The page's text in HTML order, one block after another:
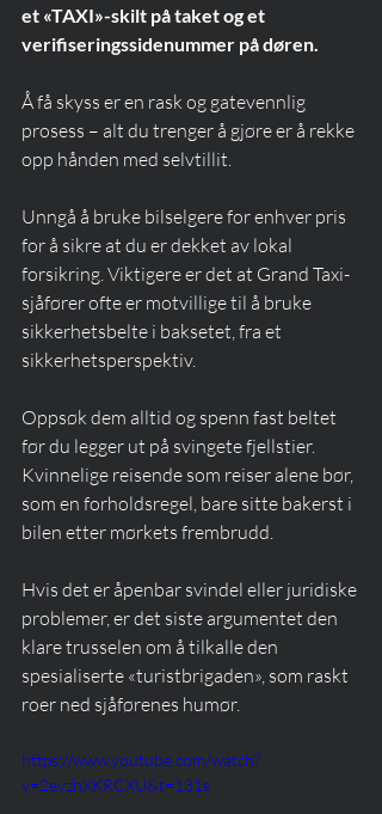
et «TAXI»-skilt på taket og et
verifiseringssidenummer på døren.
Å få skyss er en rask og gatevennlig
prosess – alt du trenger å gjøre er å rekke
opp hånden med selvtillit.
Unngå å bruke bilselgere for enhver pris
for å sikre at du er dekket av lokal
forsikring. Viktigere er det at Grand Taxi-
sjåfører ofte er motvillige til å bruke
sikkerhetsbelte i baksetet, fra et
sikkerhetsperspektiv.
Oppsøk dem alltid og spenn fast beltet
før du legger ut på svingete fjellstier.
Kvinnelige reisende som reiser alene bør,
som en forholdsregel, bare sitte bakerst i
bilen etter mørkets frembrudd.
Hvis det er åpenbar svindel eller juridiske
problemer, er det siste argumentet den
klare trusselen om å tilkalle den
spesialiserte «turistbrigaden», som raskt
roer ned sjåførenes humør.
https://www.youtube.com/watch?
v=2evzhXKRCXU&t=131s